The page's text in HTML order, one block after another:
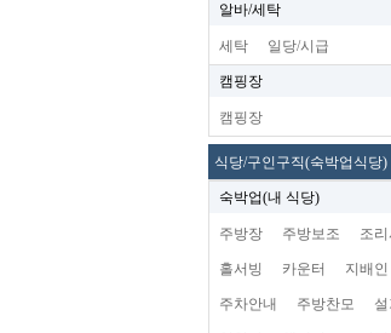
알바/세탁
세탁 일당/시급
캠핑장
캠핑장
식당/구인구직(숙박업식당)
숙박업(내 식당)
주방장 주방보조 조
홀서빙 카운터 지배인
주차안내 주방찬모 설